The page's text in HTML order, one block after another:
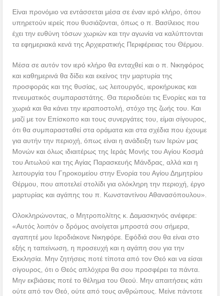
Είναι προνόμιο να εντάσσεται μέσα σε έναν ιερό κλήρο, όπου
υπηρετούν ιερείς που θυσιάζονται, όπως ο π. Βασίλειος που
έχει την ευθύνη τόσων χωριών και την αγωνία να καλύπτονται
τα εφημεριακά κενά της Αρχιερατικής Περιφέρειας του Θέρμου.
Μέσα σε αυτόν τον ιερό κλήρο θα ενταχθεί και ο π. Νικηφόρος
και καθημερινά θα δίδει και εκείνος την μαρτυρία της
προσφοράς και της θυσίας, ως λειτουργός, ιεροκήρυκας και
πνευματικός συμπαραστάτης. Θα περιοδεύει τις Ενορίες και τα
χωριά και θα κάνει την ιεραποστολή, στόχο της ζωής του. Και
μαζί με τον Επίσκοπο και τους συνεργάτες του, είμαι σίγουρος,
ότι θα συμπαρασταθεί στα οράματα και στα σχέδια που έχουμε
για αυτήν την περιοχή, όπως είναι η ανάδειξη των Ιερών μας
Μονών και όλως ιδιαιτέρως της Ιεράς Μονής του Αγίου Κοσμά
του Αιτωλού και της Αγίας Παρασκευής Μάνδρας, αλλά και η
λειτουργία του Γηροκομείου στην Ενορία του Αγίου Δημητρίου
Θέρμου, που αποτελεί στολίδι για ολόκληρη την περιοχή, έργο
μαρτυρίας και αγάπης του π. Κωνσταντίνου Αθανασόπουλου».
Ολοκληρώνοντας, ο Μητροπολίτης κ. Δαμασκηνός ανέφερε:
«Αυτός λοιπόν ο δρόμος ανοίγεται μπροστά σου σήμερα,
αγαπητέ μου Ιεροδιάκονε Νικηφόρε. Εφόδιά σου θα είναι στο
εξής η ταπείνωση, η προσευχή και η αγάπη σου για την
Εκκλησία. Μην ζητήσεις ποτέ τίποτα από τον Θεό και να είσαι
σίγουρος, ότι ο Θεός απλόχερα θα σου προσφέρει τα πάντα.
Μην εκβιάσεις ποτέ το θέλημα του Θεού. Μην απαιτήσεις κάτι
ούτε από τον Θεό, ούτε από τους ανθρώπους. Μείνε πάντοτε